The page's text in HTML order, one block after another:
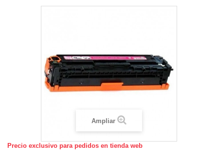
Ampliar
Precio exclusivo para pedidos en tienda web